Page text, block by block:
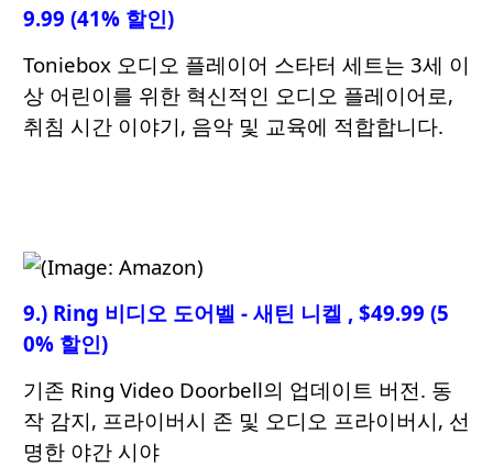
9.99 (41% 할인)
Toniebox 오디오 플레이어 스타터 세트는 3세 이
상 어린이를 위한 혁신적인 오디오 플레이어로,
취침 시간 이야기, 음악 및 교육에 적합합니다.
9.) Ring 비디오 도어벨 - 새틴 니켈 , $49.99 (5
0% 할인)
기존 Ring Video Doorbell의 업데이트 버전. 동
작 감지, 프라이버시 존 및 오디오 프라이버시, 선
명한 야간 시야